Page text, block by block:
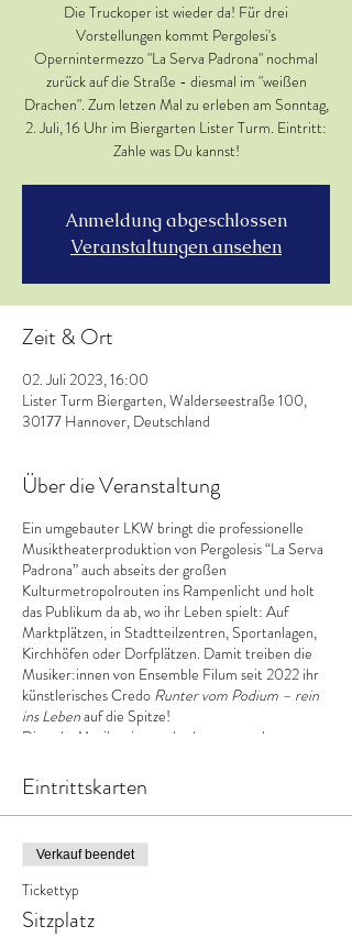
Die Truckoper ist wieder da! Für drei
Vorstellungen kommt Pergolesi's
Opernintermezzo "La Serva Padrona" nochmal
zurück auf die Straße - diesmal im "weißen
Drachen". Zum letzen Mal zu erleben am Sonntag,
2. Juli, 16 Uhr im Biergarten Lister Turm. Eintritt:
Zahle was Du kannst!
Anmeldung abgeschlossen
Veranstaltungen ansehen
Zeit & Ort
02. Juli 2023, 16:00
Lister Turm Biergarten, Walderseestraße 100,
30177 Hannover, Deutschland
Über die Veranstaltung
Ein umgebauter LKW bringt die professionelle
Musiktheaterproduktion von Pergolesis “La Serva
Padrona” auch abseits der großen
Kulturmetropolrouten ins Rampenlicht und holt
das Publikum da ab, wo ihr Leben spielt: Auf
Marktplätzen, in Stadtteilzentren, Sportanlagen,
Kirchhöfen oder Dorfplätzen. Damit treiben die
Musiker:innen von Ensemble Filum seit 2022 ihr
künstlerisches Credo Runter vom Podium – rein
ins Lebenauf die Spitze!
Die acht Musiker:innen des hannoverschen
Opernintermezzo La Serva Padrona eine ca.
45minütige musikalische Komödie im Gepäck: Ein
Plot über ein ungleiches Paar, das mit
überkommenen Rollenklischees aufräumt – mal
mehr, mal weniger freiwillig… Wer den "roten
Drachen" 2022 verpasst hat, hat jetzt noch
dreimal die Gelegenheit, Ubertos Opernptruppe
in ihrem neuen "weißen Drachen" zu erleben:
Eintrittskarten
Verkauf beendet
Tickettyp
Sitzplatz